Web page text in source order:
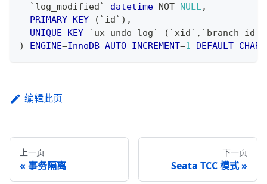
` log_modified ` datetime NOT NULL,
PRIMARY
KEY ( ` id ` ) ,
UNIQUE
KEY ` ux_undo_log ` ( `xid ` , ` branch_id `
)
ENGINE=InnoDB AUTO_INCREMENT=1 DEFAULT
编辑此页
上一页
事务隔离
下一页
Seata TCC 模式